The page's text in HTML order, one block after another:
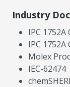
Industry
IPC 1752A
IPC 1752A
Molex
IEC-62474